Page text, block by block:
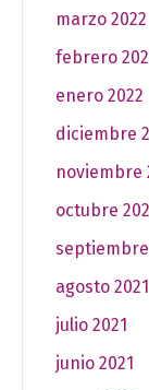
marzo 2022
febrero
enero 2022
diciembre
noviembre
octubre
septiembre
agosto 2021
julio 2021
junio 2021